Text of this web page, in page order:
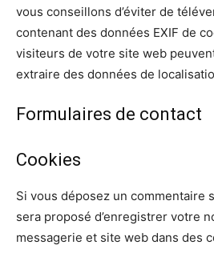
vous conseillons d’éviter de
contenant des données EXIF de
visiteurs de votre site web
extraire des données de
Formulaires de contact
Cookies
Si vous déposez un commentaire
sera proposé d’enregistrer votre
messagerie et site web dans des